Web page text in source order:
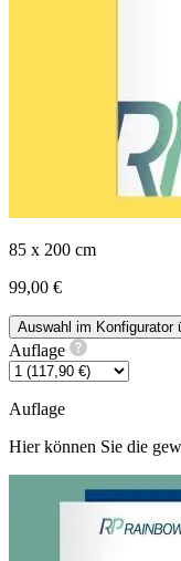
85 x 200 cm
99,00 €
Auswahl im Konfigurator
Auflage
Auflage
Hier können Sie die